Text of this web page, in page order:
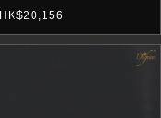
HK$20,156